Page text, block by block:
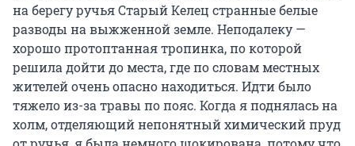
на берегу ручья Старый Келец странные белые
разводы на выжженной земле. Неподалеку —
хорошо протоптанная тропинка, по которой
решила дойти до места, где по словам местных
жителей очень опасно находиться. Идти было
тяжело из-за травы по пояс. Когда я поднялась на
холм, отделяющий непонятный химический пруд